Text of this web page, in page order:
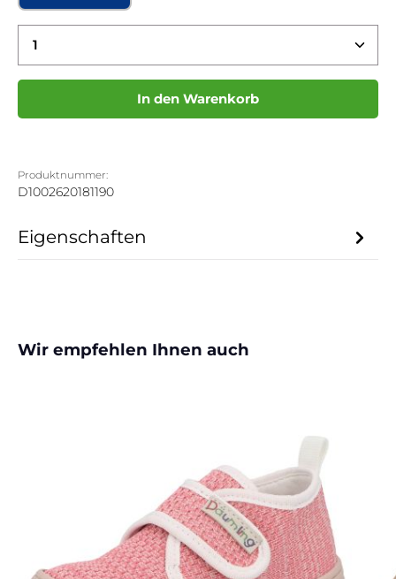
Produkt Anzahl: Gib den gewünschten Wert
In den Warenkorb
Produktnummer:
D1002620181190
Eigenschaften
Produktgalerie überspringen
Wir empfehlen Ihnen auch